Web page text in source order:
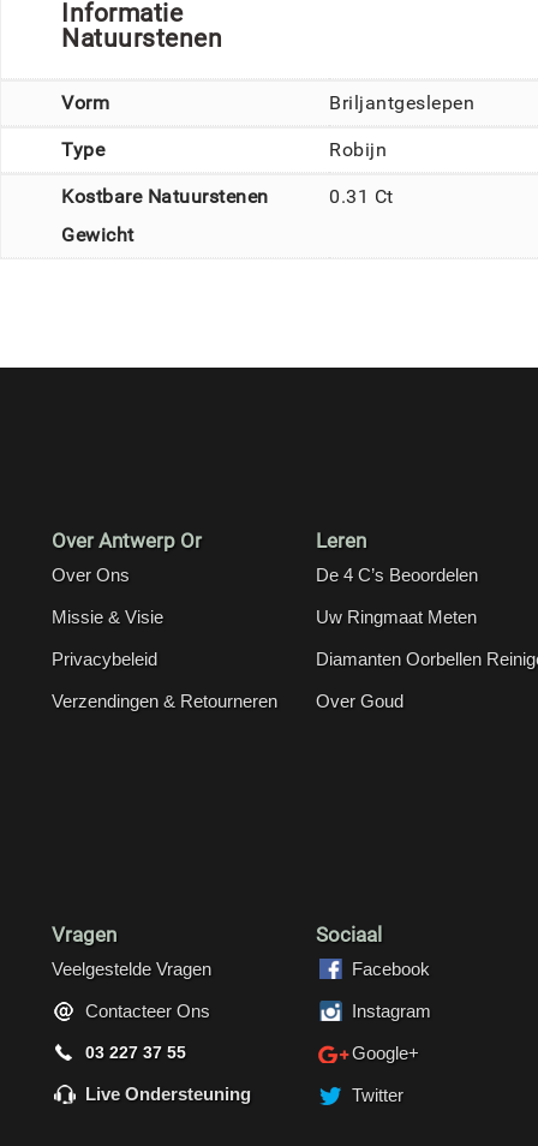
Informatie
Natuurstenen
Vorm Briljantgeslepen
Type Robijn
Kostbare Natuurstenen
Gewicht
0.31 Ct
Over Antwerp Or
Over Ons
Missie & Visie
Privacybeleid
Verzendingen & Retourneren
Leren
De 4 C’s Beoordelen
Uw Ringmaat Meten
Diamanten Oorbellen
Over Goud
Vragen
Veelgestelde Vragen
Contacteer Ons
03 227 37 55
Live Ondersteuning
Sociaal
Facebook
Instagram
Google+
Twitter